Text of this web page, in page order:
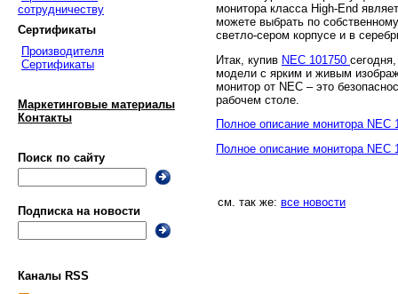
сотрудничеству
Сертификаты
Производителя
Сертификаты
Маркетинговые материалы
Контакты
Поиск по сайту
Подписка на новости
Каналы RSS
монитора класса High-End
можете выбрать по
светло-сером корпусе и в
Итак, купив NEC 101750
модели с ярким и живым
монитор от NEC – это
рабочем столе.
Полное описание монитора NEC
Полное описание монитора NEC
см. так же: все новости